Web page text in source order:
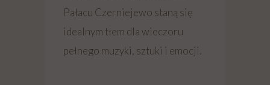
Pałacu Czerniejewo staną się
idealnym tłem dla wieczoru
pełnego muzyki, sztuki i emocji.